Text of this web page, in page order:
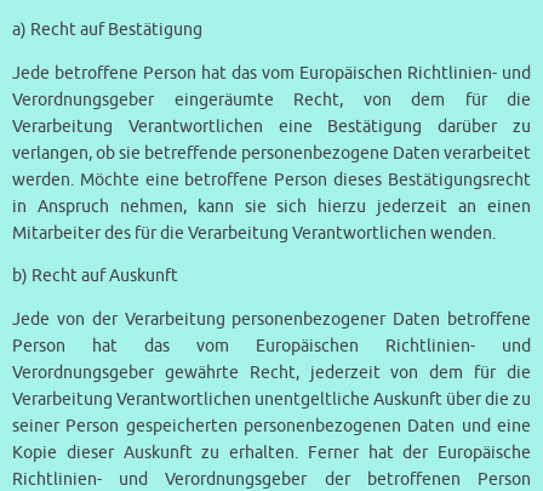
a) Recht auf Bestätigung
Jede betroffene Person hat das vom Europäischen Richtlinien- und
Verordnungsgeber eingeräumte Recht, von dem für die
Verarbeitung Verantwortlichen eine Bestätigung darüber zu
verlangen, ob sie betreffende personenbezogene Daten verarbeitet
werden. Möchte eine betroffene Person dieses Bestätigungsrecht
in Anspruch nehmen, kann sie sich hierzu jederzeit an einen
Mitarbeiter des für die Verarbeitung Verantwortlichen wenden.
b) Recht auf Auskunft
Jede von der Verarbeitung personenbezogener Daten betroffene
Person hat das vom Europäischen Richtlinien- und
Verordnungsgeber gewährte Recht, jederzeit von dem für die
Verarbeitung Verantwortlichen unentgeltliche Auskunft über die zu
seiner Person gespeicherten personenbezogenen Daten und eine
Kopie dieser Auskunft zu erhalten. Ferner hat der Europäische
Richtlinien- und Verordnungsgeber der betroffenen Person